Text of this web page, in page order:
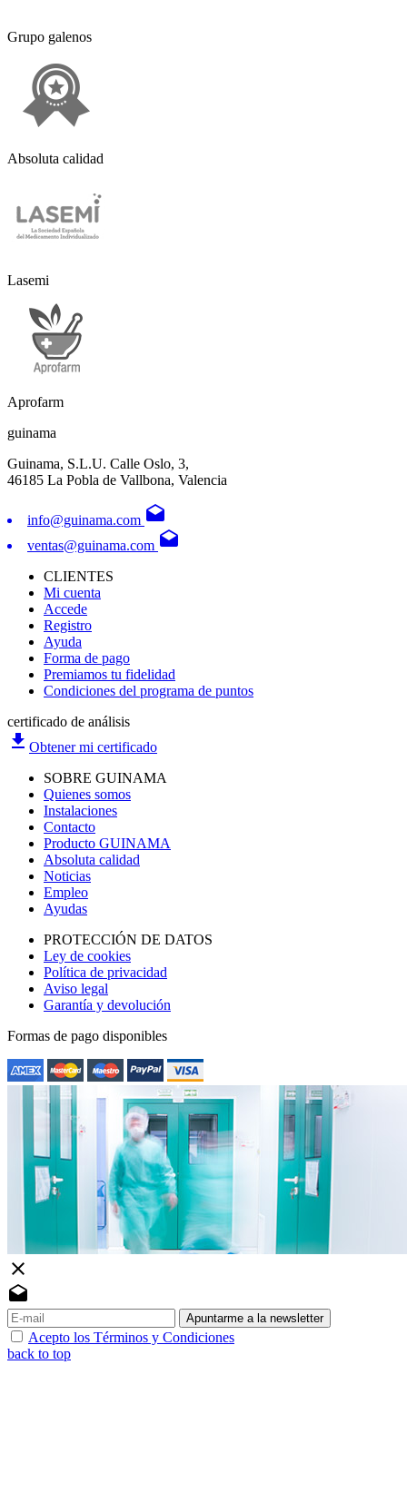
Grupo galenos
Absoluta calidad
Lasemi
Aprofarm
guinama
Guinama, S.L.U. Calle Oslo, 3,
46185 La Pobla de Vallbona, Valencia
info@guinama.com drafts
ventas@guinama.com drafts
CLIENTES
Mi cuenta
Accede
Registro
Ayuda
Forma de pago
Premiamos tu fidelidad
Condiciones del programa de puntos
certificado de análisis
file_download Obtener mi certificado
SOBRE GUINAMA
Quienes somos
Instalaciones
Contacto
Producto GUINAMA
Absoluta calidad
Noticias
Empleo
Ayudas
PROTECCIÓN DE DATOS
Ley de cookies
Política de privacidad
Aviso legal
Garantía y devolución
Formas de pago disponibles
close
drafts
Apuntarme a la newsletter
Acepto los Términos y Condiciones
back to top